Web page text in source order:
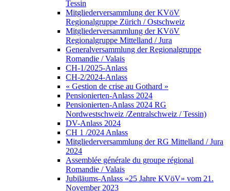
Tessin
Mitgliederversammlung der KVöV
Regionalgruppe Zürich / Ostschweiz
Mitgliederversammlung der KVöV
Regionalgruppe Mittelland / Jura
Generalversammlung der Regionalgruppe
Romandie / Valais
CH-1/2025-Anlass
CH-2/2024-Anlass
« Gestion de crise au Gothard »
Pensionierten-Anlass 2024
Pensionierten-Anlass 2024 RG
Nordwestschweiz /Zentralschweiz / Tessin)
DV-Anlass 2024
CH 1 /2024 Anlass
Mitgliederversammlung der RG Mittelland / Jura
2024
Assemblée générale du groupe régional
Romandie / Valais
Jubiläums-Anlass «25 Jahre KVöV» vom 21.
November 2023